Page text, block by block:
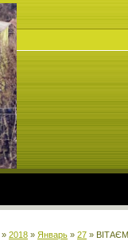
» 2018 » Январь » 27 »